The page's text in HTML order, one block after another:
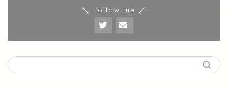
＼ Follow me ／